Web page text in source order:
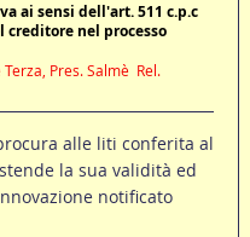
ai sensi dell'art. 511 c.p.c
nel processo
Pres. Salmè  Rel.
alle liti conferita al
la sua validità ed
notificato